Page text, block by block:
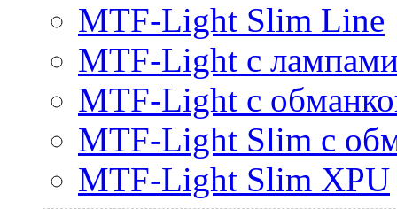
MTF-Light Slim Line
MTF-Light с
MTF-Light с
MTF-Light Slim с
MTF-Light Slim XPU